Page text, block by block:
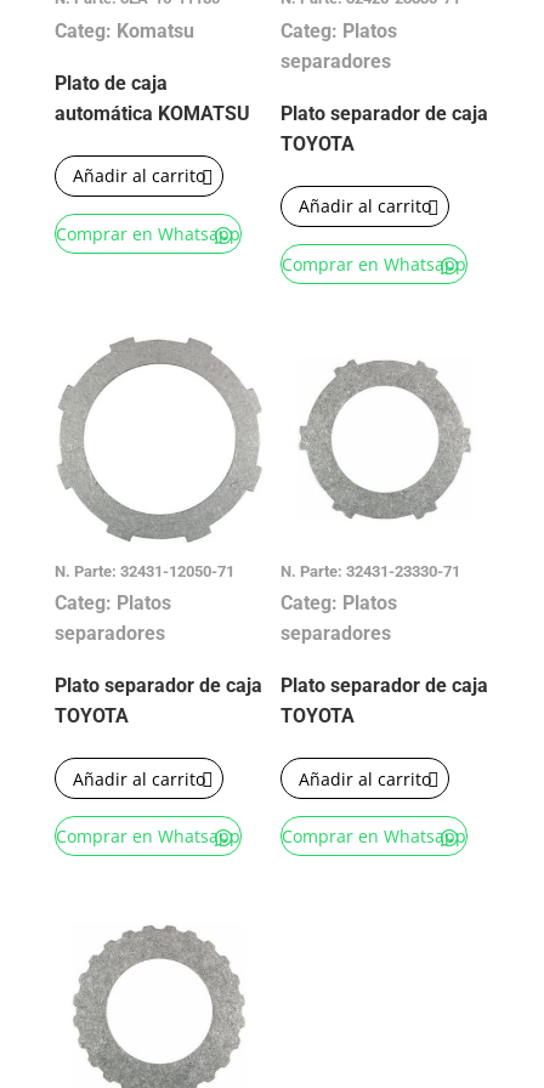
Categ: Komatsu
Plato de caja
automática KOMATSU
Añadir al carrito
Comprar en Whatsapp
Categ: Platos
separadores
Plato separador de caja
TOYOTA
Añadir al carrito
Comprar en Whatsapp
N. Parte: 32431-12050-71
Categ: Platos
separadores
Plato separador de caja
TOYOTA
Añadir al carrito
Comprar en Whatsapp
N. Parte: 32431-23330-71
Categ: Platos
separadores
Plato separador de caja
TOYOTA
Añadir al carrito
Comprar en Whatsapp